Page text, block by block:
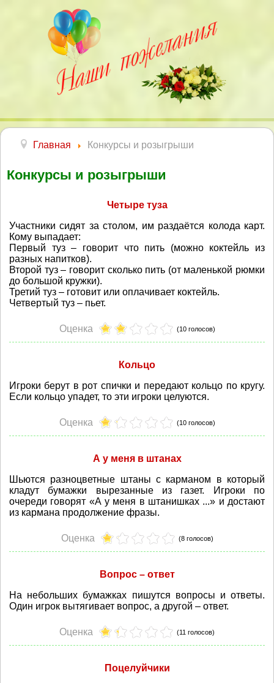
Главная Конкурсы и розыгрыши
Конкурсы и розыгрыши
Четыре туза
Участники сидят за столом, им раздаётся колода карт.
Кому выпадает:
Первый туз – говорит что пить (можно коктейль из
разных напитков).
Второй туз – говорит сколько пить (от маленькой рюмки
до большой кружки).
Третий туз – готовит или оплачивает коктейль.
Четвертый туз – пьет.
Оценка (10 голосов)
Кольцо
Игроки берут в рот спички и передают кольцо по кругу.
Если кольцо упадет, то эти игроки целуются.
Оценка (10 голосов)
А у меня в штанах
Шьются разноцветные штаны с карманом в который
кладут бумажки вырезанные из газет. Игроки по
очереди говорят «А у меня в штанишках ...» и достают
из кармана продолжение фразы.
Оценка (8 голосов)
Вопрос – ответ
На небольших бумажках пишутся вопросы и ответы.
Один игрок вытягивает вопрос, а другой – ответ.
Оценка (11 голосов)
Поцелуйчики